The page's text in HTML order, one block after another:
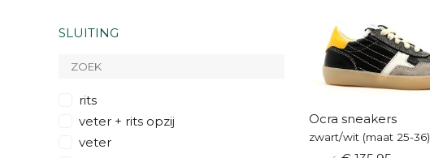
roze
wit
zwart
multicolor
metallic
SLUITING
rits
veter + rits opzij
veter
Ocra sneakers
zwart/wit (maat 25-36)